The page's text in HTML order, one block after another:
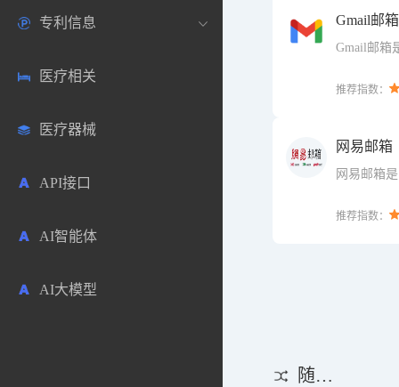
生物数据库
药品市场信息
合成化工
药物分析
毒性数据库
原辅料包材
欧洲
日本
其他各国
医药论坛
药研咨询
医药科普
学术搜索
SciHub文献
文献下载
文献管理
专利信息
各国专利局官方查询
医药专利
商业专利数据库
免费专利库
医疗相关
医疗器械
API接口
AI智能体
AI大模型
Gmail邮箱
Gmail邮箱
推荐指数：
网易邮箱
网易邮箱
推荐指数：
随机推荐